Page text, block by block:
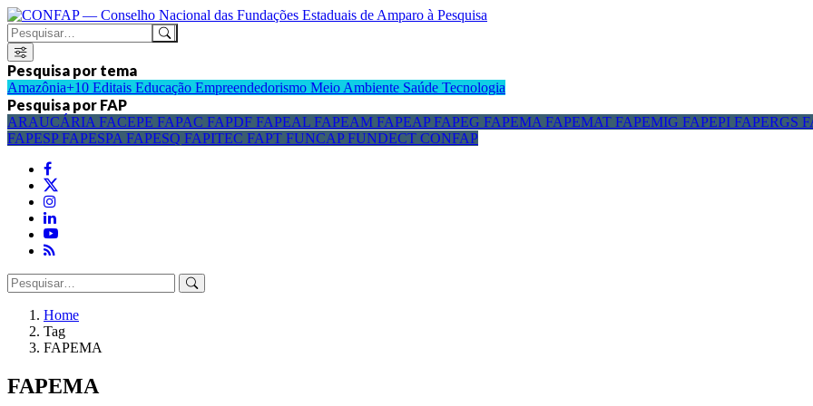
Pesquisa por tema
Amazônia+10 Editais Educação Empreendedorismo Meio Ambiente Saúde Tecnologia
Pesquisa por FAP
ARAUCÁRIA FACEPE FAPAC FAPDF FAPEAL FAPEAM FAPEAPFAPEG FAPEMA FAPEMAT FAPEMIG FAPEPI FAPERGS
FAPESPFAPESPA FAPESQ FAPITEC FAPT FUNCAPFUNDECT CONFAP
Home
Tag
FAPEMA
FAPEMA